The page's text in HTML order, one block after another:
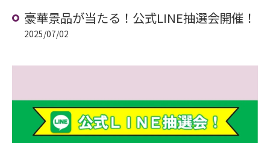
豪華景品が当たる！公式LINE抽選会開催！
2025/07/02